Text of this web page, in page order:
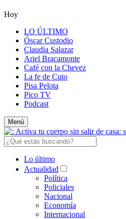
Hoy
LO ÚLTIMO
Óscar Custodio
Claudia Salazar
Ariel Bracamonte
Café con la Chevez
La fe de Cuto
Pisa Pelota
Pico TV
Podcast
Menú
Lo último
Actualidad
Política
Policiales
Nacional
Economía
Internacional